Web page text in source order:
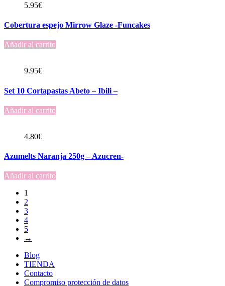
5.95€
Cobertura espejo Mirrow Glaze -Funcakes
Añadir al carrito
9.95€
Set 10 Cortapastas Abeto – Ibili –
Añadir al carrito
4.80€
Azumelts Naranja 250g – Azucren-
Añadir al carrito
1
2
3
4
5
→
Blog
TIENDA
Contacto
Compromiso protección de datos